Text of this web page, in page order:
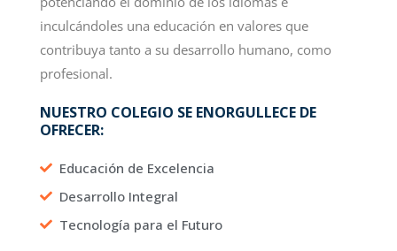
inculcándoles una educación en valores que
contribuya tanto a su desarrollo humano, como
profesional.
NUESTRO COLEGIO SE ENORGULLECE DE
OFRECER:
Educación de Excelencia
Desarrollo Integral
Tecnología para el Futuro